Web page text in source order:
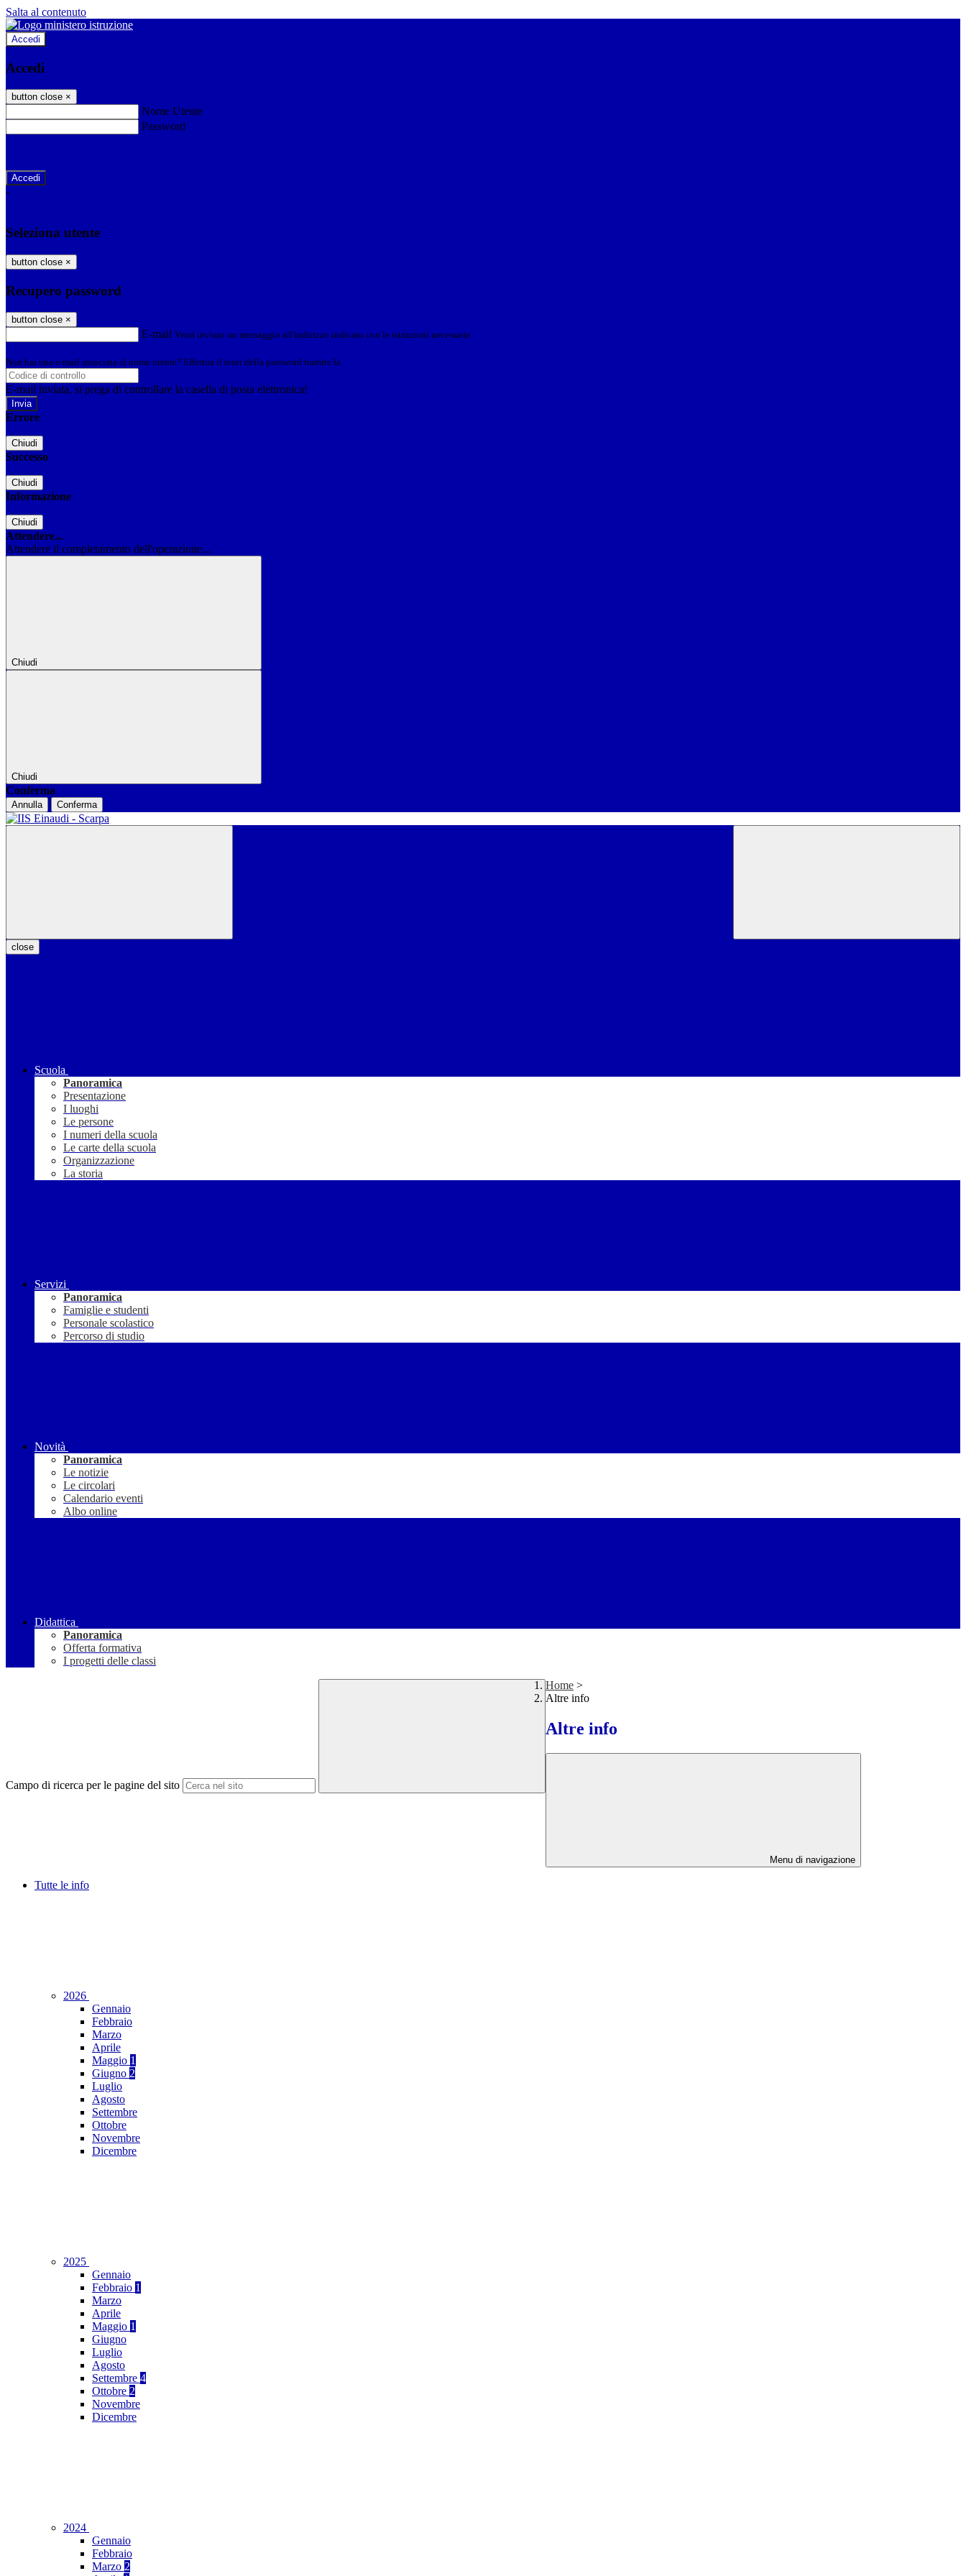
Salta al contenuto
Accedi
Accedi
button close ×
Nome Utente
Password
-
Seleziona utente
button close ×
Recupero password
button close ×
E-mail Verrà inviato un messaggio all'indirizzo indicato con le istruzioni necessarie.
Non hai una e-mail associata al nome utente? Effettua il reset della password tramite la
E-mail inviata, si prega di controllare la casella di posta elettronica!
Errore
Chiudi
Successo
Chiudi
Informazione
Chiudi
Attendere...
Attendere il completamento dell'operazione...
Chiudi
Chiudi
Conferma
Annulla Conferma
close
Scuola
Panoramica
Presentazione
I luoghi
Le persone
I numeri della scuola
Le carte della scuola
Organizzazione
La storia
Servizi
Panoramica
Famiglie e studenti
Personale scolastico
Percorso di studio
Novità
Panoramica
Le notizie
Le circolari
Calendario eventi
Albo online
Didattica
Panoramica
Offerta formativa
I progetti delle classi
Campo di ricerca per le pagine del sito
Home >
Altre info
Altre info
Menu di navigazione
Tutte le info
2026
Gennaio
Febbraio
Marzo
Aprile
Maggio 1
Giugno 2
Luglio
Agosto
Settembre
Ottobre
Novembre
Dicembre
2025
Gennaio
Febbraio 1
Marzo
Aprile
Maggio 1
Giugno
Luglio
Agosto
Settembre 4
Ottobre 2
Novembre
Dicembre
2024
Gennaio
Febbraio
Marzo 2